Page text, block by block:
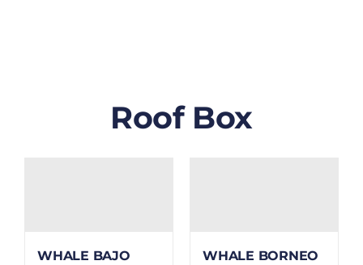
Roof Box
WHALE BAJO WHALE BORNEO